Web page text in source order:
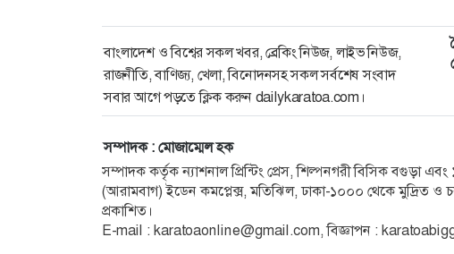
বাংলাদেশ ও বিশ্বের সকল খবর, ব্রেকিং নিউজ, লাইভ নিউজ,
রাজনীতি, বাণিজ্য, খেলা, বিনোদনসহ সকল সর্বশেষ সংবাদ
সবার আগে পড়তে ক্লিক করুন dailykaratoa.com।
সম্পাদক : মোজাম্মেল হক
সম্পাদক কর্তৃক ন্যাশনাল প্রিন্টিং প্রেস, শিল্পনগরী বিসিক বগুড়া
(আরামবাগ) ইডেন কমপ্লেক্স, মতিঝিল, ঢাকা-১০০০ থেকে মুদ্রিত ও
প্রকাশিত।
E-mail : karatoaonline@gmail.com, বিজ্ঞাপন :